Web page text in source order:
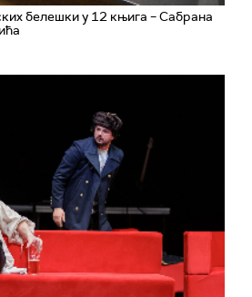
белешки у 12 књига – Сабрана